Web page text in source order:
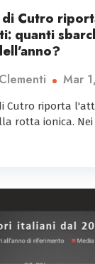
Cutro
quanti
Mar
Cutro riporta
rotta ionica.